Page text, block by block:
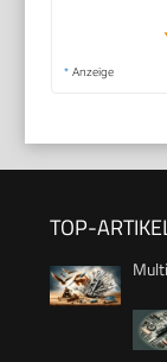
* Anzeige
TOP-